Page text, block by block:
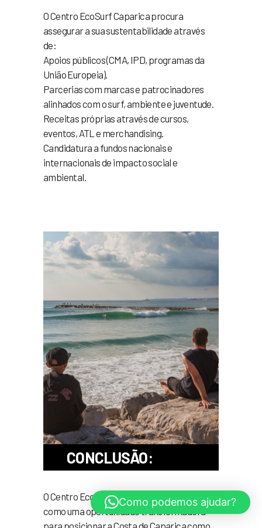
O Centro EcoSurf Caparica procura
assegurar a sua sustentabilidade através
de:
Apoios públicos (CMA, IPD, programas da
União Europeia).
Parcerias com marcas e patrocinadores
alinhados com o surf, ambiente e juventude.
Receitas próprias através de cursos,
eventos, ATL e merchandising.
Candidatura a fundos nacionais e
internacionais de impacto social e
ambiental.
CONCLUSÃO:
O Centro EcoSurf Caparica configura-se
como uma oportunidade transformadora
para posicionar a Costa de Caparica como
Como podemos ajudar?